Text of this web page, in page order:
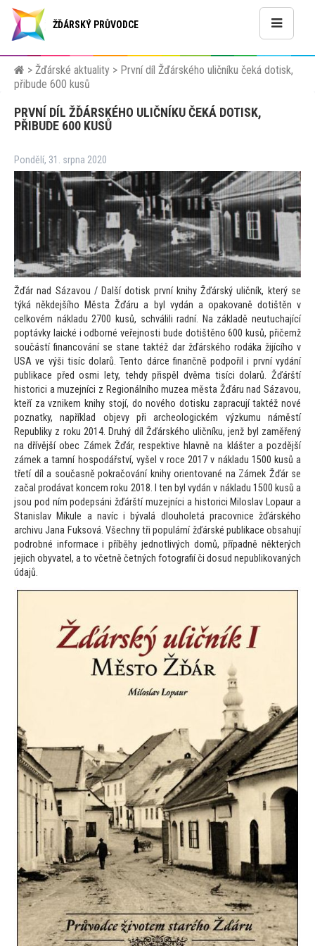
ŽĎÁRSKÝ PRŮVODCE
> Žďárské aktuality > První díl Žďárského uličníku čeká dotisk,
přibude 600 kusů
PRVNÍ DÍL ŽĎÁRSKÉHO ULIČNÍKU ČEKÁ DOTISK,
PŘIBUDE 600 KUSŮ
Pondělí, 31. srpna 2020
Žďár nad Sázavou / Další dotisk první knihy Žďárský uličník, který se
týká někdejšího Města Žďáru a byl vydán a opakovaně dotištěn v
celkovém nákladu 2700 kusů, schválili radní. Na základě neutuchající
poptávky laické i odborné veřejnosti bude dotištěno 600 kusů, přičemž
součástí financování se stane taktéž dar žďárského rodáka žijícího v
USA ve výši tisíc dolarů. Tento dárce finančně podpořil i první vydání
publikace před osmi lety, tehdy přispěl dvěma tisíci dolarů. Žďárští
historici a muzejníci z Regionálního muzea města Žďáru nad Sázavou,
kteří za vznikem knihy stojí, do nového dotisku zapracují taktéž nové
poznatky, například objevy při archeologickém výzkumu náměstí
Republiky z roku 2014. Druhý díl Žďárského uličníku, jenž byl zaměřený
na dřívější obec Zámek Žďár, respektive hlavně na klášter a pozdější
zámek a tamní hospodářství, vyšel v roce 2017 v nákladu 1500 kusů a
třetí díl a současně pokračování knihy orientované na Zámek Žďár se
začal prodávat koncem roku 2018. I ten byl vydán v nákladu 1500 kusů a
jsou pod ním podepsáni žďárští muzejníci a historici Miloslav Lopaur a
Stanislav Mikule a navíc i bývalá dlouholetá pracovnice žďárského
archivu Jana Fuksová. Všechny tři populární žďárské publikace obsahují
podrobné informace i příběhy jednotlivých domů, případně některých
jejich obyvatel, ato včetně četných fotografií či dosud nepublikovaných
údajů.